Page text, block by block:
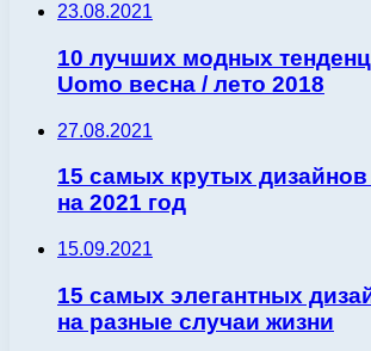
23.08.2021
10 лучших модных
Uomo весна / лето 2018
27.08.2021
15 самых крутых дизайнов
на 2021 год
15.09.2021
15 самых элегантных
на разные случаи жизни